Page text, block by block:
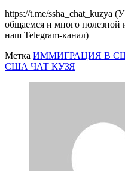
https://t.me/
общаемся и много
наш Telegram-канал)
Метка ИММИГРАЦИЯ В
США ЧАТ КУЗЯ